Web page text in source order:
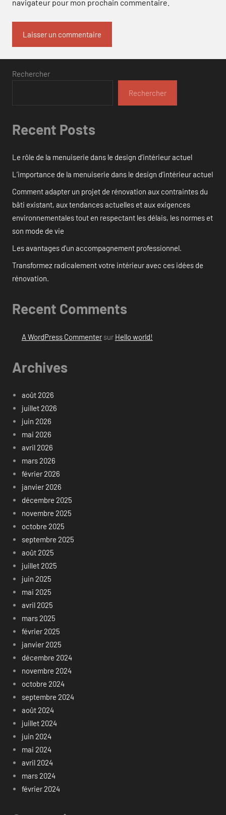
navigateur pour mon prochain commentaire.
Rechercher
Rechercher
Recent Posts
Le rôle de la menuiserie dans le design d’intérieur actuel
L’importance de la menuiserie dans le design d’intérieur actuel
Comment adapter un projet de rénovation aux contraintes du
bâti existant, aux tendances actuelles et aux exigences
environnementales tout en respectant les délais, les normes et
son mode de vie
Les avantages d’un accompagnement professionnel.
Transformez radicalement votre intérieur avec ces idées de
rénovation.
Recent Comments
A WordPress Commentersur Hello world!
Archives
août 2026
juillet 2026
juin 2026
mai 2026
avril 2026
mars 2026
février 2026
janvier 2026
décembre 2025
novembre 2025
octobre 2025
septembre 2025
août 2025
juillet 2025
juin 2025
mai 2025
avril 2025
mars 2025
février 2025
janvier 2025
décembre 2024
novembre 2024
octobre 2024
septembre 2024
août 2024
juillet 2024
juin 2024
mai 2024
avril 2024
mars 2024
février 2024